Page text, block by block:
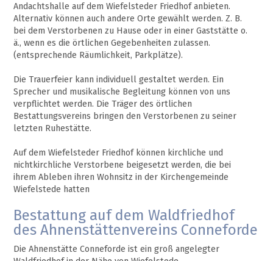
Andachtshalle auf dem Wiefelsteder Friedhof anbieten.
Alternativ können auch andere Orte gewählt werden. Z. B.
bei dem Verstorbenen zu Hause oder in einer Gaststätte o.
ä., wenn es die örtlichen Gegebenheiten zulassen.
(entsprechende Räumlichkeit, Parkplätze).
Die Trauerfeier kann individuell gestaltet werden. Ein
Sprecher und musikalische Begleitung können von uns
verpflichtet werden. Die Träger des örtlichen
Bestattungsvereins bringen den Verstorbenen zu seiner
letzten Ruhestätte.
Auf dem Wiefelsteder Friedhof können kirchliche und
nichtkirchliche Verstorbene beigesetzt werden, die bei
ihrem Ableben ihren Wohnsitz in der Kirchengemeinde
Wiefelstede hatten
Bestattung auf dem Waldfriedhof
des Ahnenstättenvereins Conneforde
Die Ahnenstätte Conneforde ist ein groß angelegter